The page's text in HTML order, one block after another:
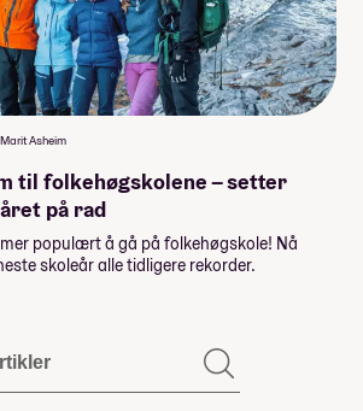
Asheim
til folkehøgskolene – setter
på rad
populært å gå på folkehøgskole! Nå
skoleår alle tidligere rekorder.